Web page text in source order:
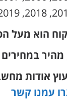
הוא מעל
מהיר
אודות מחשב
עמנו קשר